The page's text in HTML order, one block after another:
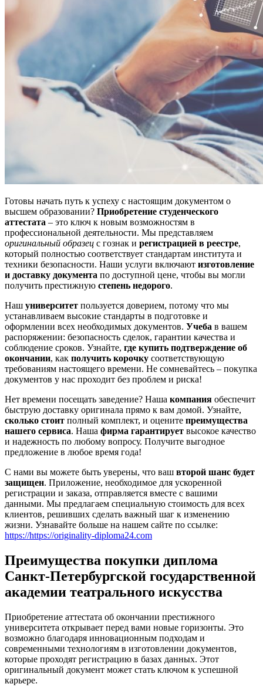
Готовы начать путь к успеху с настоящим документом о
высшем образовании? Приобретение студенческого
аттестата – это ключ к новым возможностям в
профессиональной деятельности. Мы представляем
оригинальный образец с гознак и регистрацией в реестре,
который полностью соответствует стандартам института и
техники безопасности. Наши услуги включают изготовление
и доставку документа по доступной цене, чтобы вы могли
получить престижную степень недорого.
Наш университет пользуется доверием, потому что мы
устанавливаем высокие стандарты в подготовке и
оформлении всех необходимых документов. Учеба в вашем
распоряжении: безопасность сделок, гарантии качества и
соблюдение сроков. Узнайте, где купить подтверждение об
окончании, как получить корочку соответствующую
требованиям настоящего времени. Не сомневайтесь – покупка
документов у нас проходит без проблем и риска!
Нет времени посещать заведение? Наша компания обеспечит
быструю доставку оригинала прямо к вам домой. Узнайте,
сколько стоит полный комплект, и оцените преимущества
нашего сервиса. Наша фирма гарантирует высокое качество
и надежность по любому вопросу. Получите выгодное
предложение в любое время года!
С нами вы можете быть уверены, что ваш второй шанс будет
защищен. Приложение, необходимое для ускоренной
регистрации и заказа, отправляется вместе с вашими
данными. Мы предлагаем специальную стоимость для всех
клиентов, решивших сделать важный шаг к изменению
жизни. Узнавайте больше на нашем сайте по ссылке:
https://https://originality-diploma24.com
Преимущества покупки диплома
Санкт-Петербургской государственной
академии театрального искусства
Приобретение аттестата об окончании престижного
университета открывает перед вами новые горизонты. Это
возможно благодаря инновационным подходам и
современными технологиям в изготовлении документов,
которые проходят регистрацию в базах данных. Этот
оригинальный документ может стать ключом к успешной
карьере.